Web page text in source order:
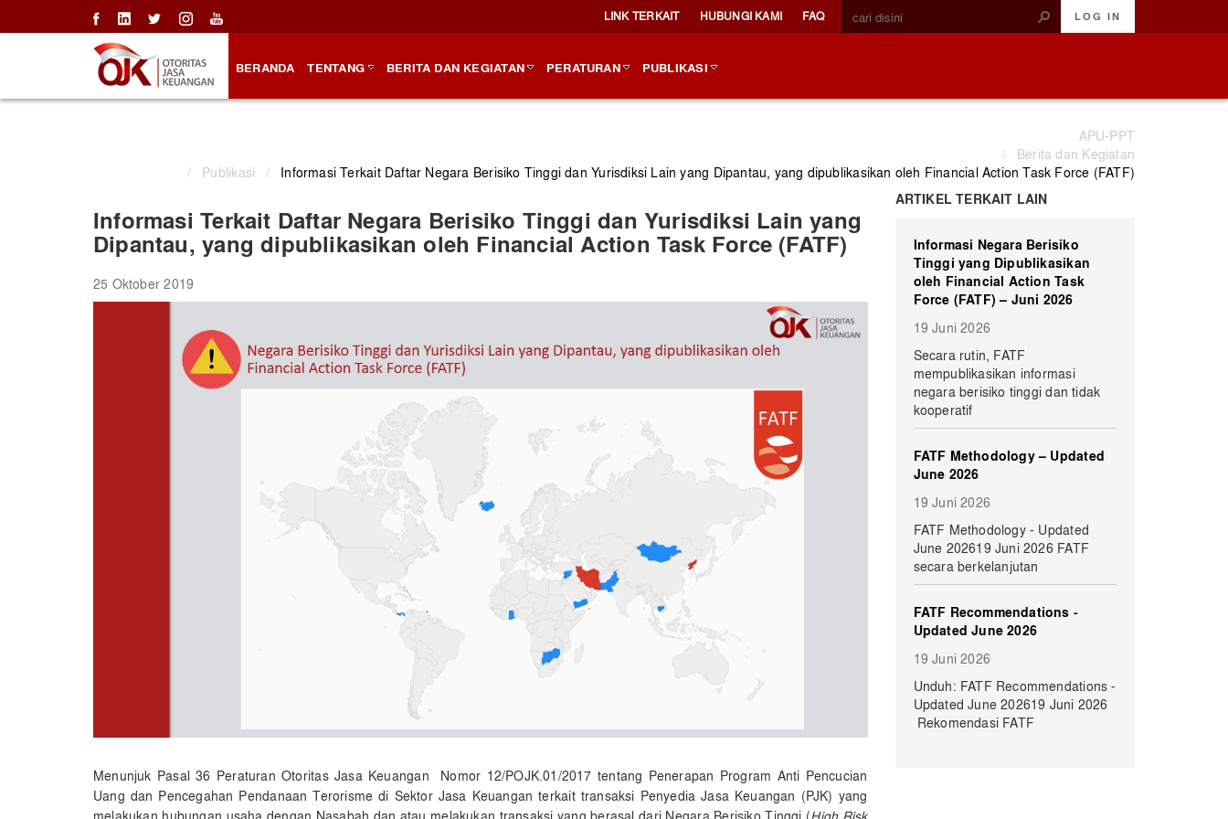
LOG IN
LINK TERKAIT HUBUNGI KAMI FAQ
BERANDA TENTANG BERITA DAN KEGIATAN PERATURAN PUBLIKASI
APU-PPT
/
Berita dan Kegiatan
/
Publikasi / Informasi Terkait Daftar Negara Berisiko Tinggi dan Yurisdiksi Lain yang Dipantau, yang dipublikasikan oleh Financial Action Task Force (FATF)
Informasi Terkait Daftar Negara Berisiko Tinggi dan Yurisdiksi Lain yang
Dipantau, yang dipublikasikan oleh Financial Action Task Force (FATF)
25 Oktober 2019
Menunjuk Pasal 36 Peraturan Otoritas Jasa Keuangan Nomor 12/POJK.01/2017 tentang Penerapan Program Anti Pencucian
Uang dan Pencegahan Pendanaan Terorisme di Sektor Jasa Keuangan terkait transaksi Penyedia Jasa Keuangan (PJK) yang
melakukan hubungan usaha dengan Nasabah dan atau melakukan transaksi yang berasal dari Negara Berisiko Tinggi (High Risk
ARTIKEL TERKAIT LAIN
Informasi Negara Berisiko
Tinggi yang Dipublikasikan
oleh Financial Action Task
Force (FATF) – Juni 2026
19 Juni 2026
Secara rutin, FATF
mempublikasikan informasi
negara berisiko tinggi dan tidak
kooperatif
FATF Methodology – Updated
June 2026
19 Juni 2026
​​​FATF Methodology - Updated
June 202619 Juni 2026 FATF
secara berkelanjutan
FATF Recommendations -
Updated June 2026
19 Juni 2026
​​Unduh: FATF Recommendations -
Updated June 202619 Juni 2026
Rekomendasi FATF